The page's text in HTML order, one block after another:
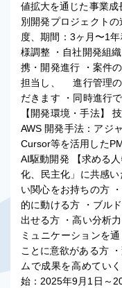
値拡大を通じた事業
別開発プロジェクト
度、期間：3ヶ月〜1
様調整 ・自社開発組
携・開発進行 ・案件
担当し、 進行管理の
だきます ・同時進行
【開発環境・手法】
AWS 開発手法：アジ
Cursor等を活用した
AI駆動開発 【求める
化、民主化」に共感
い関心をお持ちの方
的に動ける方 ・ブル
出せる方 ・高い分析
ミュニケーションを
ことに意欲がある方
ムで成果を高めてい
始：2025年9月1日～